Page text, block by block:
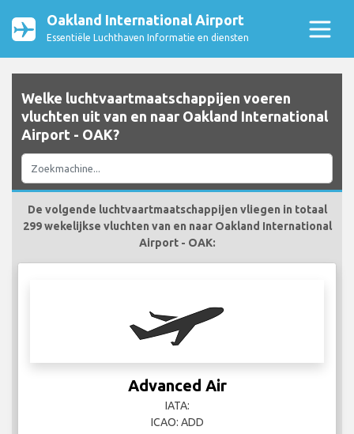
Oakland International Airport
Essentiële Luchthaven Informatie en diensten
Welke luchtvaartmaatschappijen voeren
vluchten uit van en naar Oakland International
Airport - OAK?
De volgende luchtvaartmaatschappijen vliegen in totaal
299 wekelijkse vluchten van en naar Oakland International
Airport - OAK:
Advanced Air
IATA:
ICAO: ADD